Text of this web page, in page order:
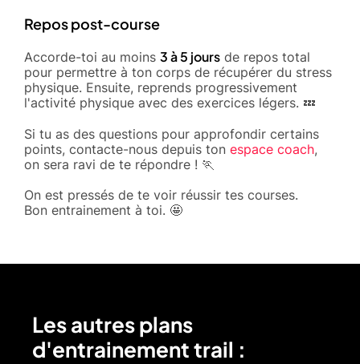
Repos post-course
Accorde-toi au moins 3 à 5 jours de repos total
pour permettre à ton corps de récupérer du stress
physique. Ensuite, reprends progressivement
l'activité physique avec des exercices légers. 💤
Si tu as des questions pour approfondir certains
points, contacte-nous depuis ton espace coach,
on sera ravi de te répondre ! 🏃
On est pressés de te voir réussir tes courses.
Bon entrainement à toi. 🤩
Les autres plans
d'entrainement trail :